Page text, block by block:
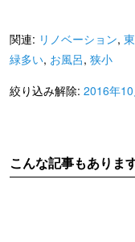
関連: リノベーション,
緑多い, お風呂, 狭小
絞り込み解除: 2016年
こんな記事もありま